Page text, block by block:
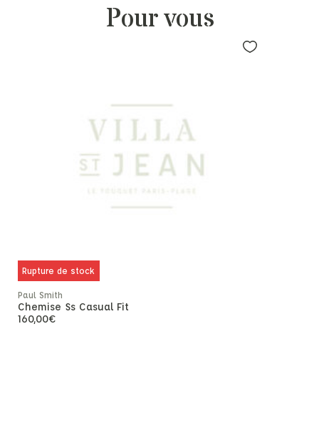
Pour vous
Rupture de stock
Paul Smith
Chemise Ss Casual Fit
160,00€